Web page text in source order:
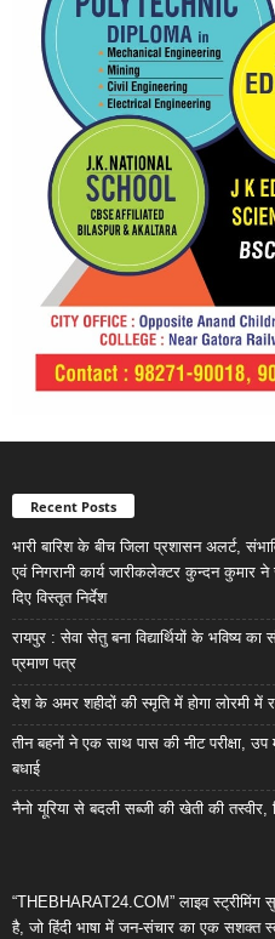
Recent Posts
भारी बारिश के बीच जिला प्रशासन अलर्ट,
एवं निगरानी कार्य जारीकलेक्टर कुन्दन
दिए विस्तृत निर्देश
रायपुर : सेवा सेतु बना विद्यार्थियों के भविष्य
प्रमाण पत्र
देश के अमर शहीदों की स्मृति में होगा लोरमी में
तीन बहनों ने एक साथ पास की नीट परीक्षा,
बधाई
नैनो यूरिया से बदली सब्जी की खेती की
“THEBHARAT24.COM” लाइव
है, जो हिंदी भाषा में जन-संचार का एक सशक्त